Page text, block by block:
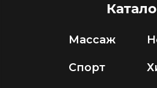
Массаж
Спорт